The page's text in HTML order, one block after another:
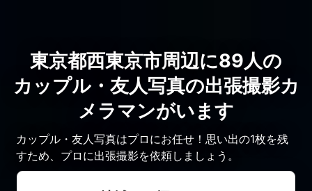
東京都西東京市周辺に89人の
カップル・友人写真の出張撮影カ
メラマンがいます
カップル・友人写真はプロにお任せ！思い出の1枚を残
すため、プロに出張撮影を依頼しましょう。